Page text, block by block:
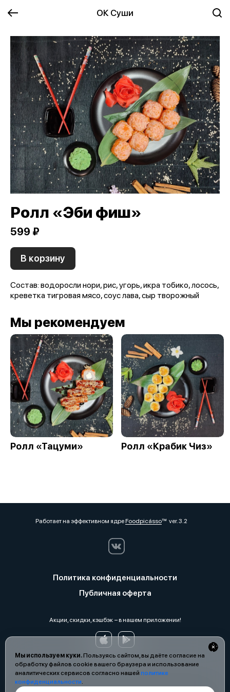
ОК Суши
Мы используем куки.Пользуясь сайтом, вы даёте согласие на
обработку файлов cookie вашего браузера и использование
аналитических сервисов согласно нашей политике
конфиденциальности.
Ролл «Эби фиш»
599 ₽
В корзину
Состав: водоросли нори, рис, угорь, икра тобико, лосось,
креветка тигровая мясо, соус лава, сыр творожный
Мы рекомендуем
Ролл «Тацуми» Ролл «Крабик Чиз»
Работает на эффективном ядреFoodpicássover. 3.2
Политика конфиденциальности
Публичная оферта
Акции, скидки, кэшбэк − в нашем приложении!